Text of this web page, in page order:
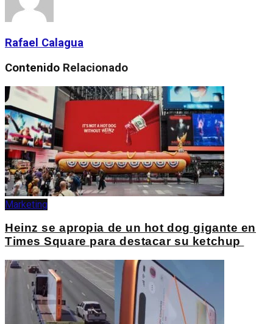
Rafael Calagua
Contenido Relacionado
Marketing
Heinz se apropia de un hot dog gigante en
Times Square para destacar su ketchup